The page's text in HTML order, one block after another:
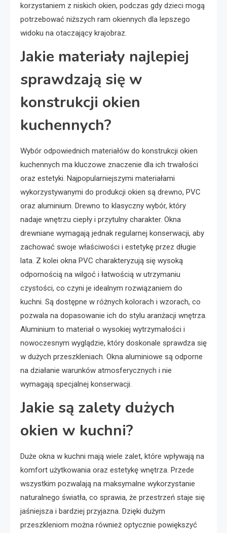
korzystaniem z niskich okien, podczas gdy dzieci mogą
potrzebować niższych ram okiennych dla lepszego
widoku na otaczający krajobraz.
Jakie materiały najlepiej
sprawdzają się w
konstrukcji okien
kuchennych?
Wybór odpowiednich materiałów do konstrukcji okien
kuchennych ma kluczowe znaczenie dla ich trwałości
oraz estetyki. Najpopularniejszymi materiałami
wykorzystywanymi do produkcji okien są drewno, PVC
oraz aluminium. Drewno to klasyczny wybór, który
nadaje wnętrzu ciepły i przytulny charakter. Okna
drewniane wymagają jednak regularnej konserwacji, aby
zachować swoje właściwości i estetykę przez długie
lata. Z kolei okna PVC charakteryzują się wysoką
odpornością na wilgoć i łatwością w utrzymaniu
czystości, co czyni je idealnym rozwiązaniem do
kuchni. Są dostępne w różnych kolorach i wzorach, co
pozwala na dopasowanie ich do stylu aranżacji wnętrza.
Aluminium to materiał o wysokiej wytrzymałości i
nowoczesnym wyglądzie, który doskonale sprawdza się
w dużych przeszkleniach. Okna aluminiowe są odporne
na działanie warunków atmosferycznych i nie
wymagają specjalnej konserwacji.
Jakie są zalety dużych
okien w kuchni?
Duże okna w kuchni mają wiele zalet, które wpływają na
komfort użytkowania oraz estetykę wnętrza. Przede
wszystkim pozwalają na maksymalne wykorzystanie
naturalnego światła, co sprawia, że przestrzeń staje się
jaśniejsza i bardziej przyjazna. Dzięki dużym
przeszkleniom można również optycznie powiększyć